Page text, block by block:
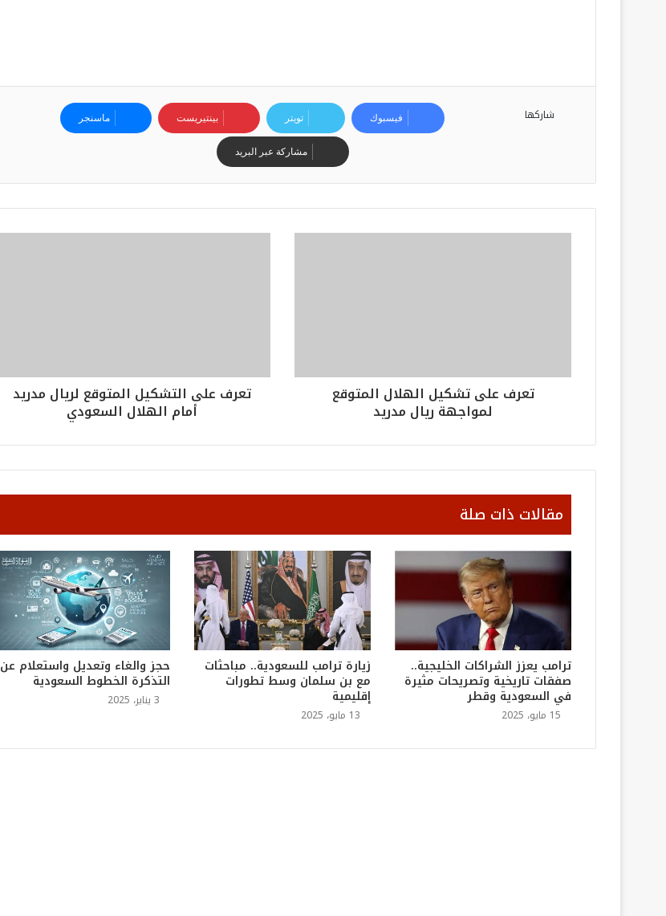
شاركها فيسبوك تويتر بينتيريست ماسنجر
مشاركة عبر البريد
تعرف على تشكيل الهلال المتوقع
لمواجهة ريال مدريد
تعرف على التشكيل المتوقع لريال مدريد
أمام الهلال السعودي
مقالات ذات صلة
ترامب يعزز الشراكات الخليجية..
صفقات تاريخية وتصريحات مثيرة
في السعودية وقطر
15 مايو، 2025
زيارة ترامب للسعودية.. مباحثات
مع بن سلمان وسط تطورات
إقليمية
13 مايو، 2025
حجز والغاء وتعديل واستعلام عن
التذكرة الخطوط السعودية
3 يناير، 2025